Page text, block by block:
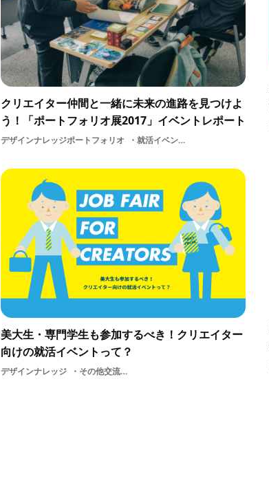
クリエイター仲間と一緒に未来の進路を見つけよ
う！「ポートフォリオ展2017」イベントレポート
デザインナレッジポートフォリオ 就活イベント就活ポートフォリオ展グラフィックゲームイラストビビビット交流
美大生・専門学生も参加するべき！クリエイター
向けの就活イベントって？
デザインナレッジ その他交流京都地方学生採用東京説明会選考就活イベント就活